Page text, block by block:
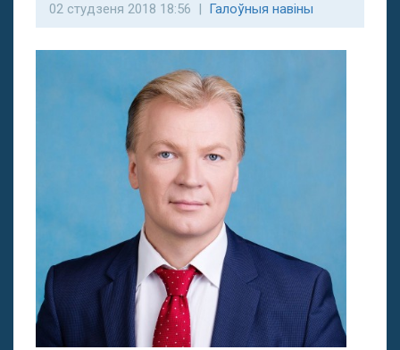
02 студзеня 2018 18:56 | Галоўныя навіны